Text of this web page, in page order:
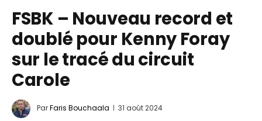
FSBK – Nouveau record et
doublé pour Kenny Foray
sur le tracé du circuit
Carole
ParFaris Bouchaala 31 août 2024